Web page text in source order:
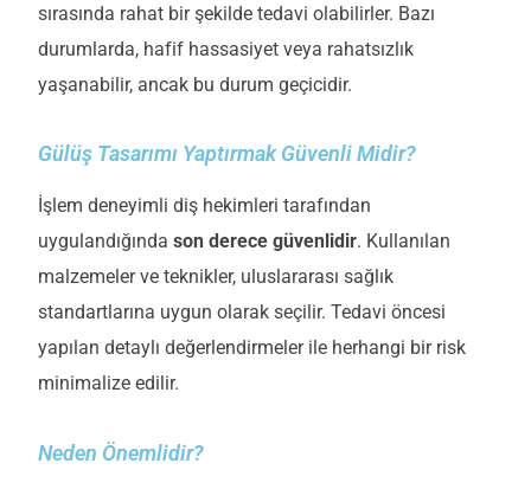
sırasında rahat bir şekilde tedavi olabilirler. Bazı
durumlarda, hafif hassasiyet veya rahatsızlık
yaşanabilir, ancak bu durum geçicidir.
Gülüş Tasarımı Yaptırmak Güvenli Midir?
İşlem deneyimli diş hekimleri tarafından
uygulandığında son derece güvenlidir. Kullanılan
malzemeler ve teknikler, uluslararası sağlık
standartlarına uygun olarak seçilir. Tedavi öncesi
yapılan detaylı değerlendirmeler ile herhangi bir risk
minimalize edilir.
Neden Önemlidir?